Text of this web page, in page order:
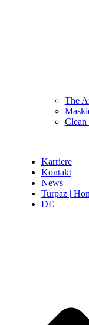
The
Clean
Karriere
Kontakt
News
Turpaz |
DE